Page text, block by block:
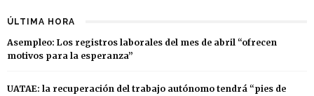
ÚLTIMA HORA
Asempleo: Los registros laborales del mes de abril “ofrecen
motivos para la esperanza”
UATAE: la recuperación del trabajo autónomo tendrá “pies de